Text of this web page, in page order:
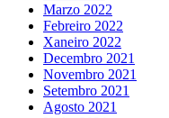
Marzo 2022
Febreiro 2022
Xaneiro 2022
Decembro 2021
Novembro 2021
Setembro 2021
Agosto 2021